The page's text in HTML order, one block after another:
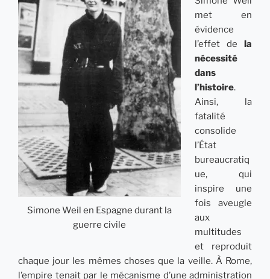
Simone Weil en Espagne durant la
guerre civile
met en
évidence
l’effet de la
nécessité
dans
l’histoire.
Ainsi, la
fatalité
consolide
l’État
bureaucratiq
ue, qui
inspire une
fois aveugle
aux
multitudes
et reproduit
chaque jour les mêmes choses que la veille. À Rome,
l’empire tenait par le mécanisme d’une administration